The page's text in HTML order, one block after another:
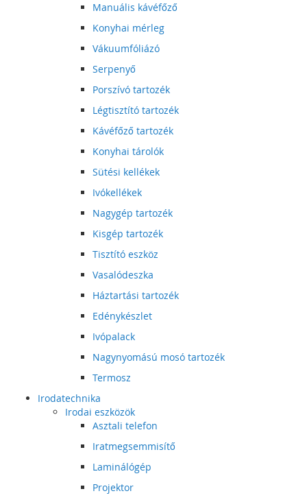
Manuális kávéfőző
Konyhai mérleg
Vákuumfóliázó
Serpenyő
Porszívó tartozék
Légtisztító tartozék
Kávéfőző tartozék
Konyhai tárolók
Sütési kellékek
Ivókellékek
Nagygép tartozék
Kisgép tartozék
Tisztító eszköz
Vasalódeszka
Háztartási tartozék
Edénykészlet
Ivópalack
Nagynyomású mosó tartozék
Termosz
Irodatechnika
Irodai eszközök
Asztali telefon
Iratmegsemmisítő
Laminálógép
Projektor